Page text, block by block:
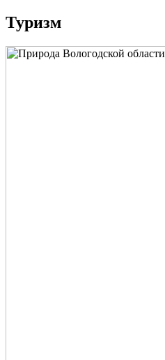
Туризм